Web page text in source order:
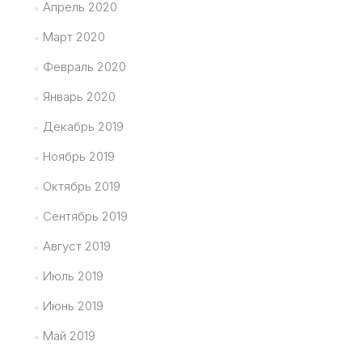
Апрель 2020
Март 2020
Февраль 2020
Январь 2020
Декабрь 2019
Ноябрь 2019
Октябрь 2019
Сентябрь 2019
Август 2019
Июль 2019
Июнь 2019
Май 2019